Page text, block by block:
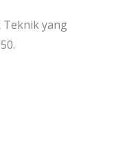
Teknik yang